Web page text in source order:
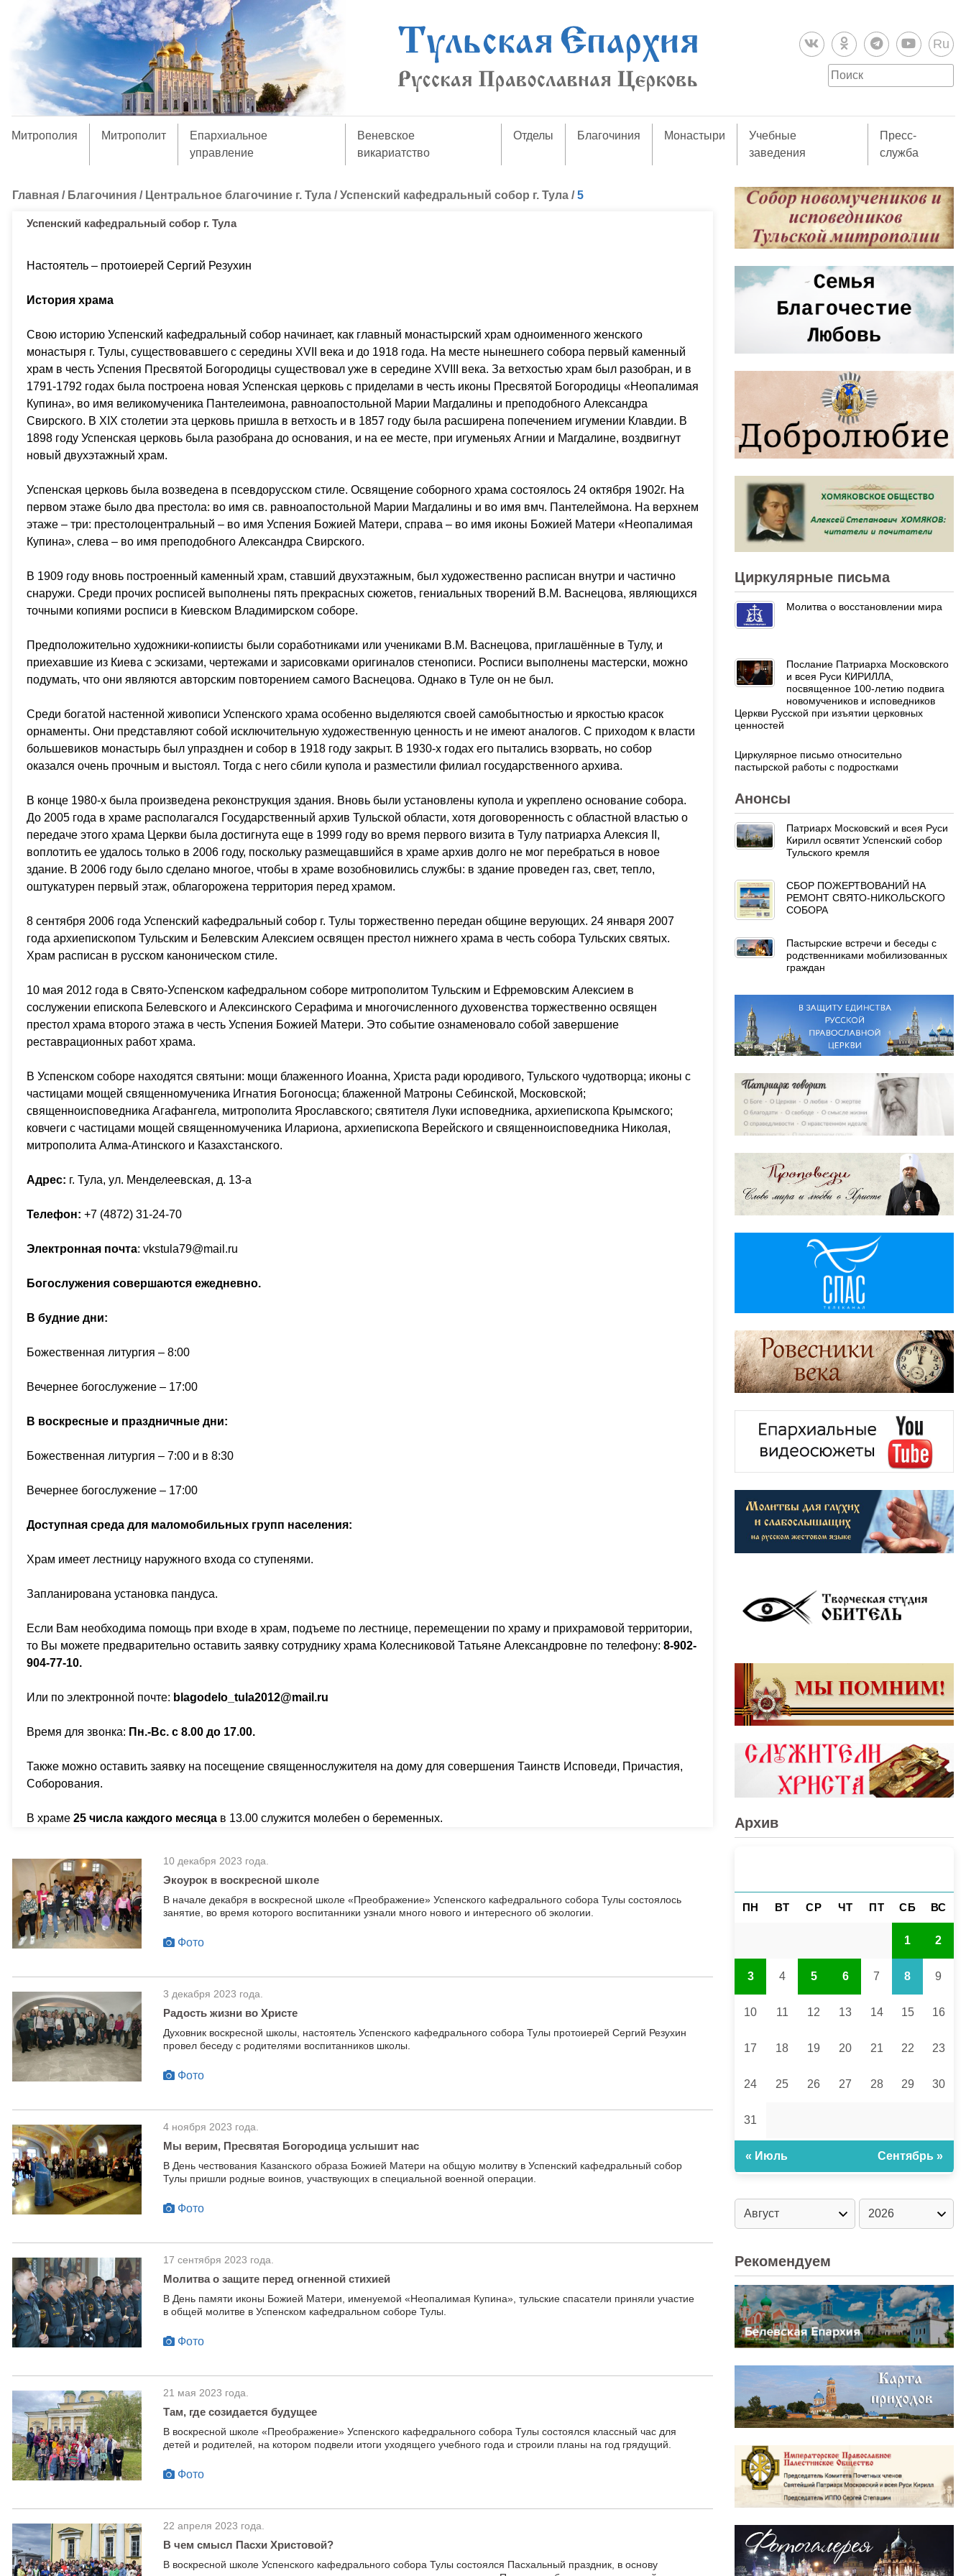
Ru
Митрополия Митрополит
Епархиальное
управление
Веневское
викариатство
Отделы Благочиния Монастыри
Учебные
заведения
Пресс-
служба
Главная / Благочиния / Центральное благочиние г. Тула /Успенский кафедральный собор г. Тула /5
Успенский кафедральный собор г. Тула
Настоятель – протоиерей Сергий Резухин
История храма
Свою историю Успенский кафедральный собор начинает, как главный монастырский храм одноименного женского
монастыря г. Тулы, существовавшего с середины XVII века и до 1918 года. На месте нынешнего собора первый каменный
храм в честь Успения Пресвятой Богородицы существовал уже в середине XVIII века. За ветхостью храм был разобран, и в
1791-1792 годах была построена новая Успенская церковь с приделами в честь иконы Пресвятой Богородицы «Неопалимая
Купина», во имя великомученика Пантелеимона, равноапостольной Марии Магдалины и преподобного Александра
Свирского. В XIX столетии эта церковь пришла в ветхость и в 1857 году была расширена попечением игумении Клавдии. В
1898 году Успенская церковь была разобрана до основания, и на ее месте, при игуменьях Агнии и Магдалине, воздвигнут
новый двухэтажный храм.
Успенская церковь была возведена в псевдорусском стиле. Освящение соборного храма состоялось 24 октября 1902г. На
первом этаже было два престола: во имя св. равноапостольной Марии Магдалины и во имя вмч. Пантелеймона. На верхнем
этаже – три: престолоцентральный – во имя Успения Божией Матери, справа – во имя иконы Божией Матери «Неопалимая
Купина», слева – во имя преподобного Александра Свирского.
В 1909 году вновь построенный каменный храм, ставший двухэтажным, был художественно расписан внутри и частично
снаружи. Среди прочих росписей выполнены пять прекрасных сюжетов, гениальных творений В.М. Васнецова, являющихся
точными копиями росписи в Киевском Владимирском соборе.
Предположительно художники-копиисты были соработниками или учениками В.М. Васнецова, приглашённые в Тулу, и
приехавшие из Киева с эскизами, чертежами и зарисовками оригиналов стенописи. Росписи выполнены мастерски, можно
подумать, что они являются авторским повторением самого Васнецова. Однако в Туле он не был.
Среди богатой настенной живописи Успенского храма особенно выделяются своей самобытностью и яркостью красок
орнаменты. Они представляют собой исключительную художественную ценность и не имеют аналогов. С приходом к власти
большевиков монастырь был упразднен и собор в 1918 году закрыт. В 1930-х годах его пытались взорвать, но собор
оказался очень прочным и выстоял. Тогда с него сбили купола и разместили филиал государственного архива.
В конце 1980-х была произведена реконструкция здания. Вновь были установлены купола и укреплено основание собора.
До 2005 года в храме располагался Государственный архив Тульской области, хотя договоренность с областной властью о
передаче этого храма Церкви была достигнута еще в 1999 году во время первого визита в Тулу патриарха Алексия II,
воплотить ее удалось только в 2006 году, поскольку размещавшийся в храме архив долго не мог перебраться в новое
здание. В 2006 году было сделано многое, чтобы в храме возобновились службы: в здание проведен газ, свет, тепло,
оштукатурен первый этаж, облагорожена территория перед храмом.
8 сентября 2006 года Успенский кафедральный собор г. Тулы торжественно передан общине верующих. 24 января 2007
года архиепископом Тульским и Белевским Алексием освящен престол нижнего храма в честь собора Тульских святых.
Храм расписан в русском каноническом стиле.
10 мая 2012 года в Свято-Успенском кафедральном соборе митрополитом Тульским и Ефремовским Алексием в
сослужении епископа Белевского и Алексинского Серафима и многочисленного духовенства торжественно освящен
престол храма второго этажа в честь Успения Божией Матери. Это событие ознаменовало собой завершение
реставрационных работ храма.
В Успенском соборе находятся святыни: мощи блаженного Иоанна, Христа ради юродивого, Тульского чудотворца; иконы с
частицами мощей священномученика Игнатия Богоносца; блаженной Матроны Себинской, Московской;
священноисповедника Агафангела, митрополита Ярославского; святителя Луки исповедника, архиепископа Крымского;
ковчеги с частицами мощей священномученика Илариона, архиепископа Верейского и священноисповедника Николая,
митрополита Алма-Атинского и Казахстанского.
Адрес: г. Тула, ул. Менделеевская, д. 13-а
Телефон: +7 (4872) 31-24-70
Электронная почта: vkstula79@mail.ru
Богослужения совершаются ежедневно.
В будние дни:
Божественная литургия – 8:00
Вечернее богослужение – 17:00
В воскресные и праздничные дни:
Божественная литургия – 7:00 и в 8:30
Вечернее богослужение – 17:00
Доступная среда для маломобильных групп населения:
Храм имеет лестницу наружного входа со ступенями.
Запланирована установка пандуса.
Если Вам необходима помощь при входе в храм, подъеме по лестнице, перемещении по храму и прихрамовой территории,
то Вы можете предварительно оставить заявку сотруднику храма Колесниковой Татьяне Александровне по телефону: 8-902-
904-77-10.
Или по электронной почте: b lagodelo tula2012@mail .ru
Время для звонка: Пн.-Вс. с 8.00 до 17.00.
Также можно оставить заявку на посещение священнослужителя на дому для совершения Таинств Исповеди, Причастия,
Соборования.
В храме 25 числа каждого месяца в 13.00 служится молебен о беременных.
10 декабря 2023 года.
Экоурок в воскресной школе
В начале декабря в воскресной школе «Преображение» Успенского кафедрального собора Тулы состоялось
занятие, во время которого воспитанники узнали много нового и интересного об экологии.
Фото
3 декабря 2023 года.
Радость жизни во Христе
Духовник воскресной школы, настоятель Успенского кафедрального собора Тулы протоиерей Сергий Резухин
провел беседу с родителями воспитанников школы.
Фото
4 ноября 2023 года.
Мы верим, Пресвятая Богородица услышит нас
В День чествования Казанского образа Божией Матери на общую молитву в Успенский кафедральный собор
Тулы пришли родные воинов, участвующих в специальной военной операции.
Фото
17 сентября 2023 года.
Молитва о защите перед огненной стихией
В День памяти иконы Божией Матери, именуемой «Неопалимая Купина», тульские спасатели приняли участие
в общей молитве в Успенском кафедральном соборе Тулы.
Фото
21 мая 2023 года.
Там, где созидается будущее
В воскресной школе «Преображение» Успенского кафедрального собора Тулы состоялся классный час для
детей и родителей, на котором подвели итоги уходящего учебного года и строили планы на год грядущий.
Фото
22 апреля 2023 года.
В чем смысл Пасхи Христовой?
В воскресной школе Успенского кафедрального собора Тулы состоялся Пасхальный праздник, в основу
Циркулярные письма
Молитва о восстановлении мира
Послание Патриарха Московского
и всея Руси КИРИЛЛА,
посвященное 100-летию подвига
новомучеников и исповедников
Церкви Русской при изъятии церковных
ценностей
Циркулярное письмо относительно
пастырской работы с подростками
Анонсы
Патриарх Московский и всея Руси
Кирилл освятит Успенский собор
Тульского кремля
СБОР ПОЖЕРТВОВАНИЙ НА
РЕМОНТ СВЯТО-НИКОЛЬСКОГО
СОБОРА
Пастырские встречи и беседы с
родственниками мобилизованных
граждан
Архив
ПН ВТ СР ЧТ ПТ СБ ВС
1 2
3 4 5 6 7 8 9
10 11 12 13 14 15 16
17 18 19 20 21 22 23
24 25 26 27 28 29 30
31
« Июль Сентябрь »
Рекомендуем